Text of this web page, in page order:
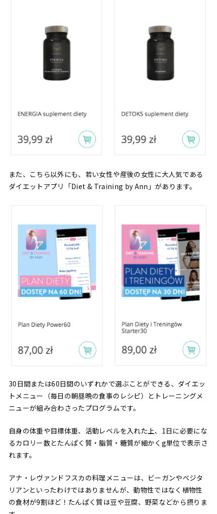
また、こちら以外にも、若い女性や産後の女性に大人気である
ダイエットアプリ「Diet & Training by Ann」があります。
30日間または60日間のいずれかで選ぶことができる、ダイエッ
トメニュー（毎日の朝昼晩の食事のレシピ）とトレーニングメ
ニューが組み合わさったプログラムです。
自身の体重や目標体重、活動レベルを入れた上、1日に必要にな
るカロリー数とたんぱく質・脂質・糖質が細かくg単位で表示さ
れます。
アナ・レヴァンドフスカの料理メニューは、ビーガンやベジタ
リアンといったわけではありませんが、動物性ではなく植物性
の食材が9割ほど！たんぱく質は豆や豆腐、野菜などから摂りま